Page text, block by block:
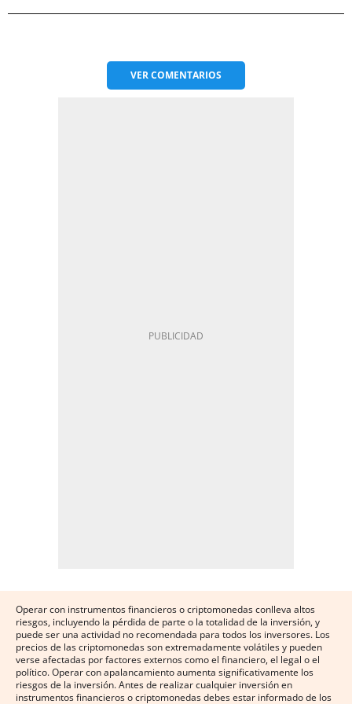
VERCOMENTARIOS
Operar con instrumentos financieros o criptomonedas conlleva altos
riesgos, incluyendo la pérdida de parte o la totalidad de la inversión, y
puede ser una actividad no recomendada para todos los inversores. Los
precios de las criptomonedas son extremadamente volátiles y pueden
verse afectadas por factores externos como el financiero, el legal o el
político. Operar con apalancamiento aumenta significativamente los
riesgos de la inversión. Antes de realizar cualquier inversión en
instrumentos financieros o criptomonedas debes estar informado de los